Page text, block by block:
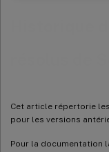
Cet article répertorie
pour les versions
Pour la documentation
Secure Web 21.6.0